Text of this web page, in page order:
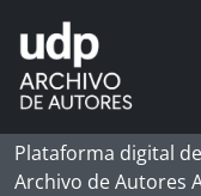
Skip to main content
Plataforma digital
Archivo de Autores